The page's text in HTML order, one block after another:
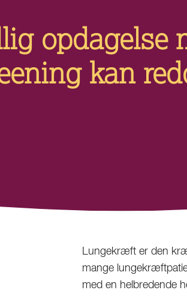
opdagelse
kan
Lungekræft er den
mange
med en helbredende